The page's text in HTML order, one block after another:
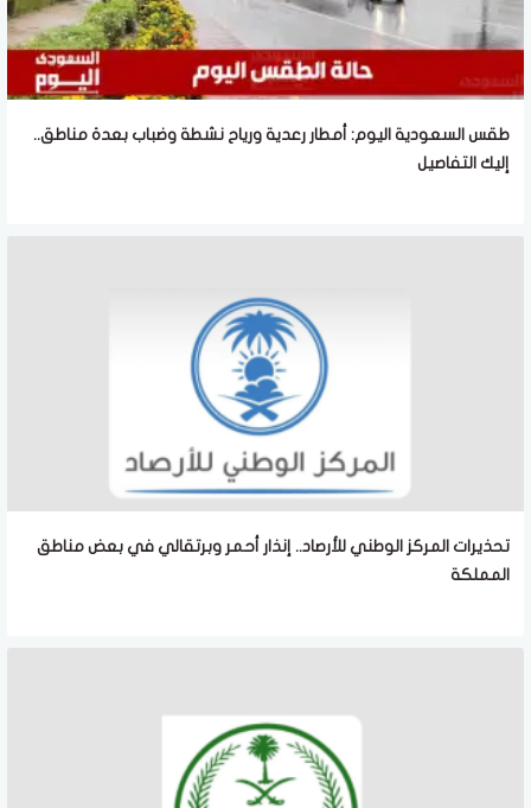
طقس السعودية اليوم: أمطار رعدية ورياح نشطة وضباب بعدة مناطق..
إليك التفاصيل
تحذيرات المركز الوطني للأرصاد.. إنذار أحمر وبرتقالي في بعض مناطق
المملكة